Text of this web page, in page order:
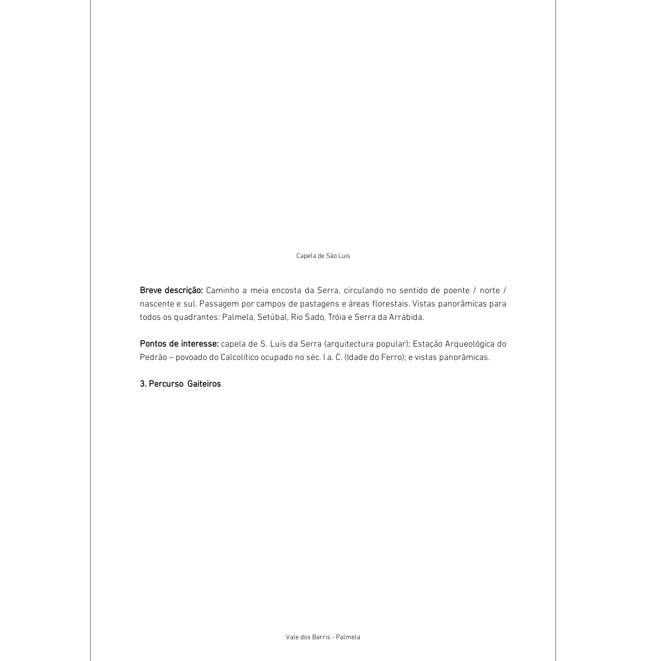
Capela de São Luis
Breve descrição: Caminho a meia encosta da Serra, circulando no sentido de poente / norte /
nascente e sul. Passagem por campos de pastagens e áreas florestais. Vistas panorâmicas para
todos os quadrantes: Palmela, Setúbal, Rio Sado, Tróia e Serra da Arrábida.
Pontos de interesse: capela de S. Luís da Serra (arquitectura popular); Estação Arqueológica do
Pedrão – povoado do Calcolítico ocupado no séc. I a. C. (Idade do Ferro); e vistas panorâmicas.
3. Percurso  Gaiteiros
Vale dos Barris - Palmela